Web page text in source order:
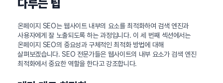
다루는 팁
온페이지 SEO는 웹사이트 내부의 요소를 최적화하여 검색 엔진과
사용자에게 잘 노출되도록 하는 과정입니다. 이 세 번째 섹션에서는
온페이지 SEO의 중요성과 구체적인 최적화 방법에 대해
살펴보겠습니다. SEO 전문가들은 웹사이트의 내부 요소가 검색 엔진
최적화에서 중요한 역할을 한다고 강조합니다.